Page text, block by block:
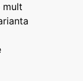
mult